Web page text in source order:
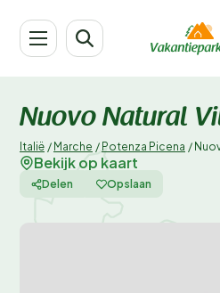
Nuovo Natural
Italië / Marche / Potenza Picena /
Bekijk op kaart
Delen Opslaan